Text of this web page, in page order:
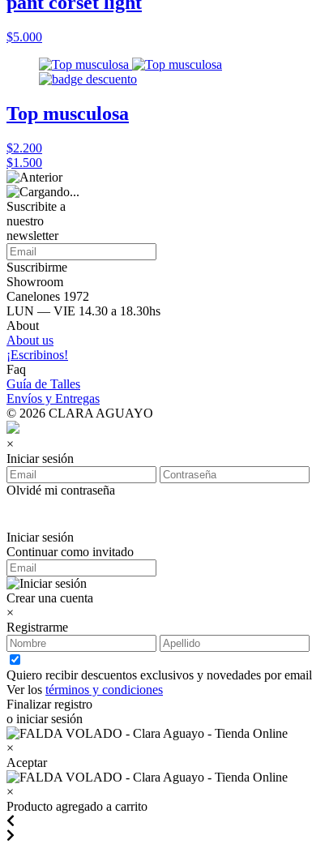
$5.000
Top musculosa
$2.200
$1.500
Suscribite a
nuestro
newsletter
Suscribirme
Showroom
Canelones 1972
LUN — VIE 14.30 a 18.30hs
About
About us
¡Escribinos!
Faq
Guía de Talles
Envíos y Entregas
© 2026 CLARA AGUAYO
×
Iniciar sesión
Olvidé mi contraseña
Iniciar sesión
Continuar como invitado
Crear una cuenta
×
Registrarme
Quiero recibir descuentos exclusivos y novedades por email
Ver los términos y condiciones
Finalizar registro
o iniciar sesión
×
Aceptar
×
Producto agregado a carrito